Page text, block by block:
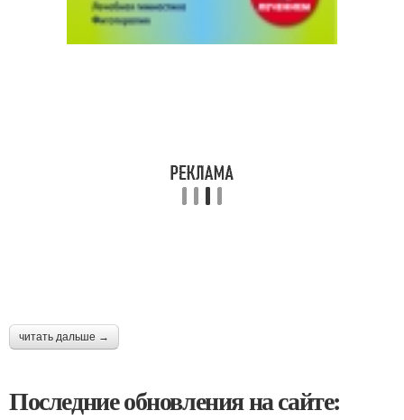
читать дальше →
Последние обновления на сайте: